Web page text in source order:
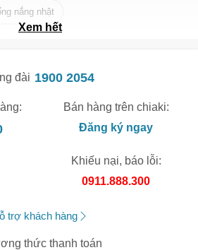
nắng nhật
Xem hết
đài 1900 2054
Bán hàng trên chiaki:
Đăng ký ngay
Khiếu nại, báo lỗi:
0911.888.300
trợ khách hàng
thức thanh toán